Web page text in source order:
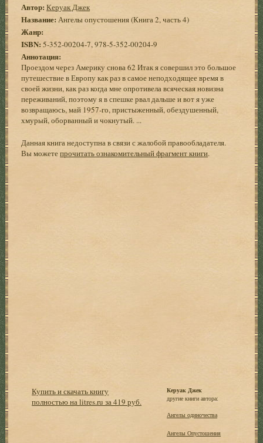
Автор: Керуак Джек
Название: Ангелы опустошения (Книга 2, часть 4)
Жанр:
ISBN: 5-352-00204-7, 978-5-352-00204-9
Аннотация:
Проездом через Америку снова 62 Итак я совершил это большое
путешествие в Европу как раз в самое неподходящее время в
своей жизни, как раз когда мне опротивела всяческая новизна
переживаний, поэтому я в спешке рвал дальше и вот я уже
возвращаюсь, май 1957-го, пристыженный, обездушенный,
хмурый, оборванный и чокнутый. ...
Данная книга недоступна в связи с жалобой правообладателя.
Вы можетепрочитать ознакомительный фрагмент книги.
Купить и скачать книгу
полностью на litres.ru за 419 руб.
Керуак Джек
другие книги автора:
Ангелы одиночества
Ангелы Опустошения